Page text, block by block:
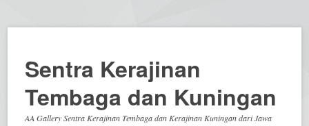
Sentra Kerajinan
Tembaga dan Kuningan
AA Gallery Sentra Kerajinan Tembaga dan Kerajinan Kuningan dari Jawa